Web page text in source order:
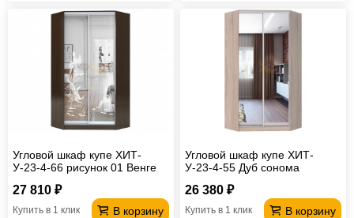
Угловой шкаф купе ХИТ-
У-23-4-66 рисунок 01 Венге
27 810 ₽
В корзину
Купить в 1 клик
Угловой шкаф купе ХИТ-
У-23-4-55 Дуб сонома
26 380 ₽
В корзину
Купить в 1 клик